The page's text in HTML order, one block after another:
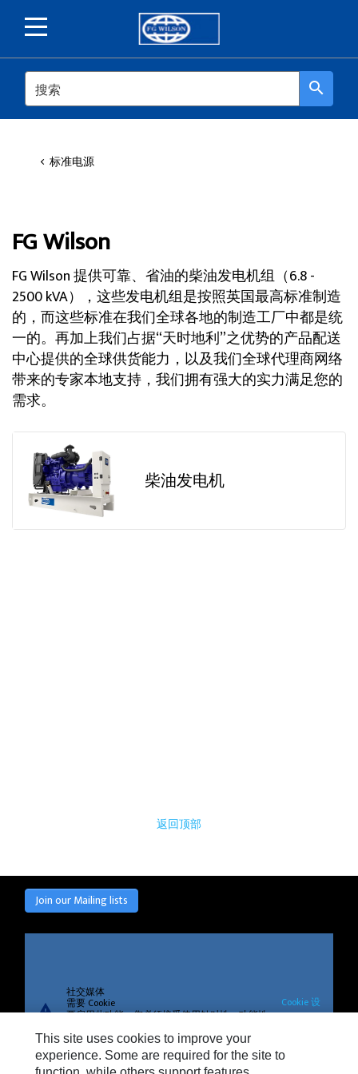
SEARCH search
标准电源
FG Wilson
FG Wilson 提供可靠、省油的柴油发电机组（6.8 -
2500 kVA），这些发电机组是按照英国最高标准制造
的，而这些标准在我们全球各地的制造工厂中都是统
一的。再加上我们占据“天时地利”之优势的产品配送
中心提供的全球供货能力，以及我们全球代理商网络
带来的专家本地支持，我们拥有强大的实力满足您的
需求。
柴油发电机
返回顶部
Join our Mailing lists
warning
社交媒体
需要 Cookie
要启用此功能，您必须接受使用针对性、功能性
Cookie 设
This site uses cookies to improve your
experience. Some are required for the site to